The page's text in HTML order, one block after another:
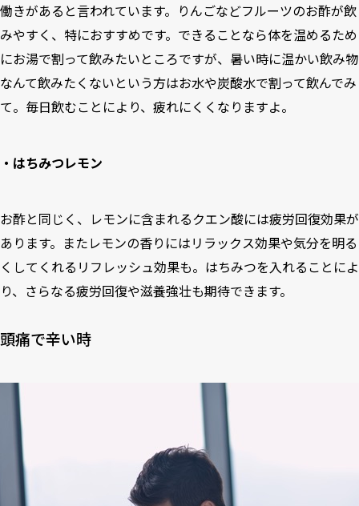
働きがあると言われています。りんごなどフルーツのお酢が飲
みやすく、特におすすめです。できることなら体を温めるため
にお湯で割って飲みたいところですが、暑い時に温かい飲み物
なんて飲みたくないという方はお水や炭酸水で割って飲んでみ
て。毎日飲むことにより、疲れにくくなりますよ。
・はちみつレモン
お酢と同じく、レモンに含まれるクエン酸には疲労回復効果が
あります。またレモンの香りにはリラックス効果や気分を明る
くしてくれるリフレッシュ効果も。はちみつを入れることによ
り、さらなる疲労回復や滋養強壮も期待できます。
頭痛で辛い時